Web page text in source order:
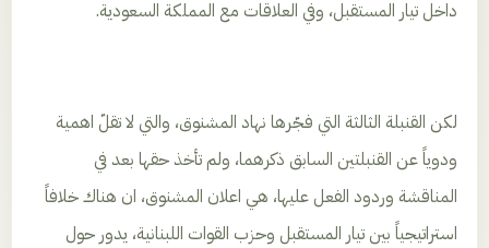
داخل تيار المستقبل، وفي العلاقات مع المملكة السعودية.
لكن القنبلة الثالثة التي فجّرها نهاد المشنوق، والتي لا تقلّ اهمية
ودوياً عن القنبلتين السابق ذكرهما، ولم تأخذ حقها بعد في
المناقشة وردود الفعل عليها، هي اعلان المشنوق، ان هناك خلافاً
استراتيجياً بين تيار المستقبل وحزب القوات اللبنانية، يدور حول